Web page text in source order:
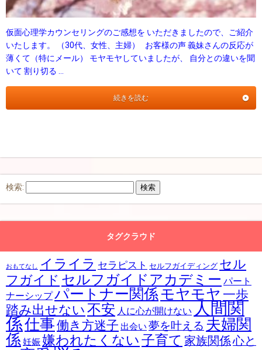
仮面心理学カウンセリングのご感想を いただきましたので、ご紹介
いたします。 （30代、女性、主婦） お客様の声 義妹さんの反応が
薄くて（特にメール） モヤモヤしていましたが、 自分との違いを聞
いて 割り切る …
続きを読む
検索:
タグクラウド
おもてなし イライラ セラピスト セルフガイディング セル
フガイド セルフガイドアカデミー パート
ナーシップパートナー関係モヤモヤ 一歩
踏み出せない不安 人に心が開けない 人間関
係仕事働き方迷子 出会い 夢を叶える 夫婦関
係 妊娠嫌われたくない子育て 家族関係心と